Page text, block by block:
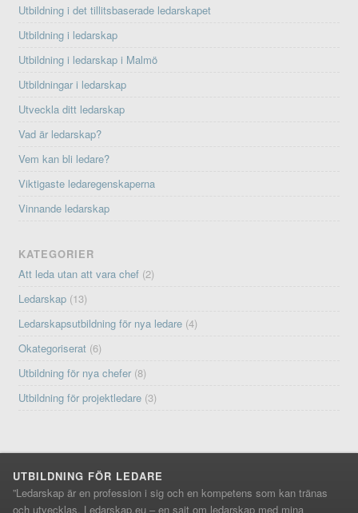
Utbildning i det tillitsbaserade ledarskapet
Utbildning i ledarskap
Utbildning i ledarskap i Malmö
Utbildningar i ledarskap
Utveckla ditt ledarskap
Vad är ledarskap?
Vem kan bli ledare?
Viktigaste ledaregenskaperna
Vinnande ledarskap
KATEGORIER
Att leda utan att vara chef (2)
Ledarskap (13)
Ledarskapsutbildning för nya ledare (4)
Okategoriserat (6)
Utbildning för nya chefer (8)
Utbildning för projektledare (3)
UTBILDNING FÖR LEDARE
”Ledarskap är en profession i sig och en kompetens som kan tränas
och utvecklas. Ledarskap.eu – en sajt om ledarskap med mina